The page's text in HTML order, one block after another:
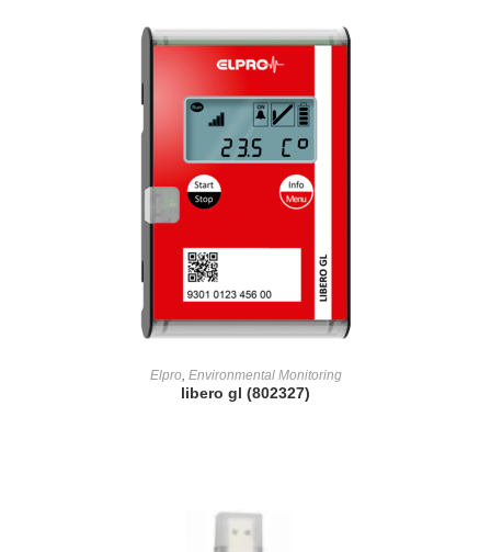
READ MORE
Elpro, Environmental Monitoring
libero gl (802327)